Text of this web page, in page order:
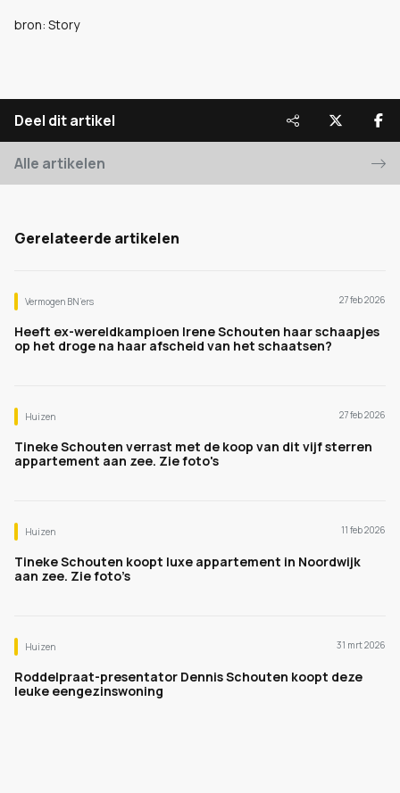
bron: Story
Deel dit artikel
Alle artikelen
Gerelateerde artikelen
Vermogen BN’ers 27 feb 2026
Heeft ex-wereldkampioen Irene Schouten haar schaapjes
op het droge na haar afscheid van het schaatsen?
Huizen 27 feb 2026
Tineke Schouten verrast met de koop van dit vijf sterren
appartement aan zee. Zie foto's
Huizen 11 feb 2026
Tineke Schouten koopt luxe appartement in Noordwijk
aan zee. Zie foto’s
Huizen 31 mrt 2026
Roddelpraat-presentator Dennis Schouten koopt deze
leuke eengezinswoning